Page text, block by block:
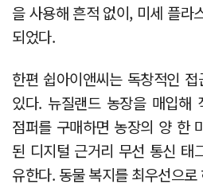
을 사용해 흔적 없이, 미세 플라
되었다.
한편 쉽아이앤씨는 독창적인
있다. 뉴질랜드 농장을 매입해
점퍼를 구매하면 농장의 양 한
된 디지털 근거리 무선 통신 태
유한다. 동물 복지를 최우선으로